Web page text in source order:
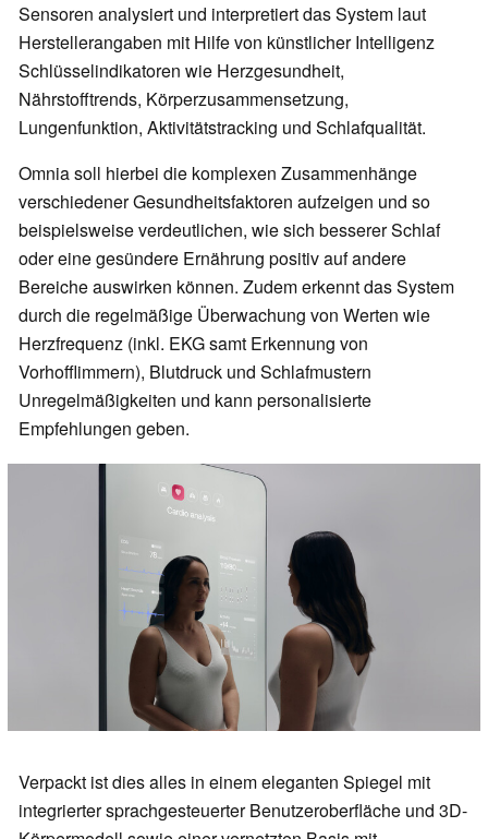
Sensoren analysiert und interpretiert das System laut
Herstellerangaben mit Hilfe von künstlicher Intelligenz
Schlüsselindikatoren wie Herzgesundheit,
Nährstofftrends, Körperzusammensetzung,
Lungenfunktion, Aktivitätstracking und Schlafqualität.
Omnia soll hierbei die komplexen Zusammenhänge
verschiedener Gesundheitsfaktoren aufzeigen und so
beispielsweise verdeutlichen, wie sich besserer Schlaf
oder eine gesündere Ernährung positiv auf andere
Bereiche auswirken können. Zudem erkennt das System
durch die regelmäßige Überwachung von Werten wie
Herzfrequenz (inkl. EKG samt Erkennung von
Vorhofflimmern), Blutdruck und Schlafmustern
Unregelmäßigkeiten und kann personalisierte
Empfehlungen geben.
Verpackt ist dies alles in einem eleganten Spiegel mit
integrierter sprachgesteuerter Benutzeroberfläche und 3D-